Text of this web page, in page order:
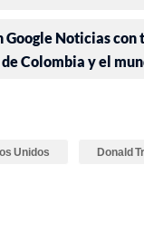
Google Noticias con
Colombia y el
Unidos Donald